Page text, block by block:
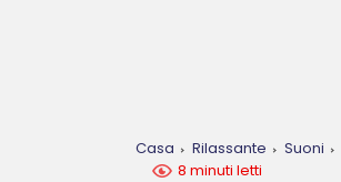
Casa Rilassante Suoni
8 minuti letti